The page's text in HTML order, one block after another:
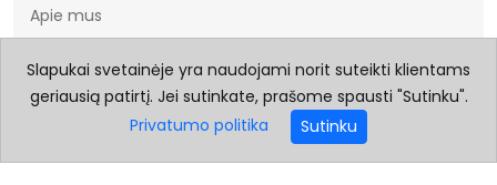
Apie mus
Taisyklės ir sąlygos
Prekių pristatymas
Slapukai svetainėje yra naudojami norit suteikti klientams
geriausią patirtį. Jei sutinkate, prašome spausti "Sutinku".
Privatumo politika
Sutinku